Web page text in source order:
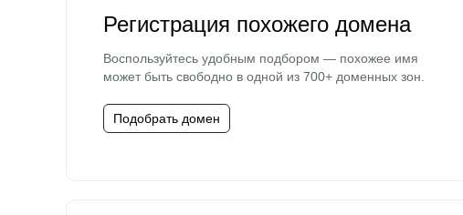
Регистрация похожего домена
Воспользуйтесь удобным подбором — похожее имя
может быть свободно в одной из 700+ доменных зон.
Подобрать домен